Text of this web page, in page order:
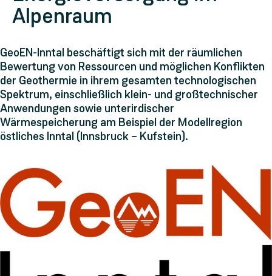
Alpenraum
GeoEN-Inntal beschäftigt sich mit der räumlichen
Bewertung von Ressourcen und möglichen Konflikten
der Geothermie in ihrem gesamten technologischen
Spektrum, einschließlich klein- und großtechnischer
Anwendungen sowie unterirdischer
Wärmespeicherung am Beispiel der Modellregion
östliches Inntal (Innsbruck – Kufstein).